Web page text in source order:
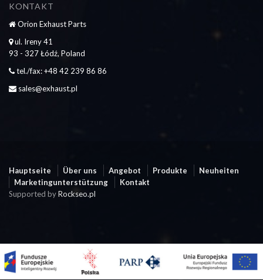
KONTAKT
Orion Exhaust Parts
ul. Ireny 41
93 - 327 Łódź, Poland
tel./fax: +48 42 239 86 86
sales@exhaust.pl
Hauptseite Über uns Angebot Produkte
Neuheiten
Marketingunterstützung
Kontakt
Supported byRockseo.pl